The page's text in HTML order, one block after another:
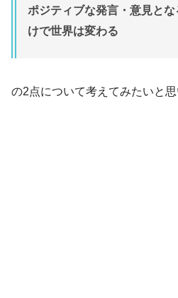
ポジティブな発言・意見と
けで世界は変わる
の2点について考えてみたいと思